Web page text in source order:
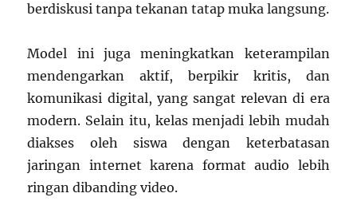
berdiskusi tanpa tekanan tatap muka langsung.
Model ini juga meningkatkan keterampilan
mendengarkan aktif, berpikir kritis, dan
komunikasi digital, yang sangat relevan di era
modern. Selain itu, kelas menjadi lebih mudah
diakses oleh siswa dengan keterbatasan
jaringan internet karena format audio lebih
ringan dibanding video.